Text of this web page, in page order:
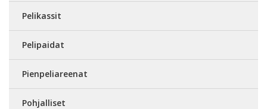
Pelikassit
Pelipaidat
Pienpeliareenat
Pohjalliset